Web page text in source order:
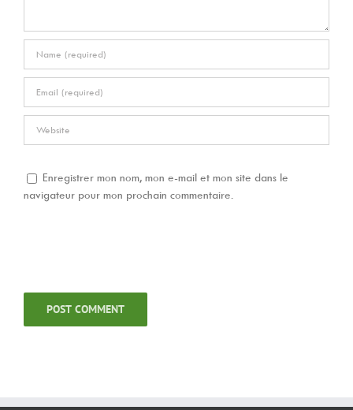
Enregistrer mon nom, mon e-mail et mon site dans le
navigateur pour mon prochain commentaire.